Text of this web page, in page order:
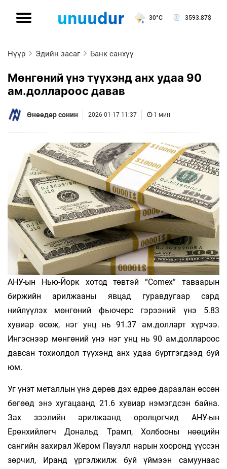
30°C 3593.87$
Нүүр Эдийн засаг Банк санхүү
Мөнгөний үнэ түүхэнд анх удаа 90
ам.доллароос давав
Өнөөдөр сонин 2026-01-17 11:37 1 мин
АНУ-ын Нью-Йорк хотод төвтэй “Comex” таваарын
биржийн арилжааны явцад гуравдугаар сард
нийлүүлэх мөнгөний фьючерс гэрээний үнэ 5.83
хувиар өсөж, нэг унц нь 91.37 ам.долларт хүрчээ.
Ингэснээр мөнгөний үнэ нэг унц нь 90 ам.доллароос
давсан тохиолдол түүхэнд анх удаа бүртгэгдээд буй
юм.
Уг үнэт металлын үнэ дөрөв дэх өдрөө дараалан өссөн
бөгөөд энэ хугацаанд 21.6 хувиар нэмэгдсэн байна.
Зах зээлийн арилжаанд оролцогчид АНУ-ын
Ерөнхийлөгч Дональд Трамп, Холбооны нөөцийн
сангийн захирал Жером Пауэлл нарын хооронд үүссэн
зөрчил, Иранд үргэлжилж буй үймээн самуунаас